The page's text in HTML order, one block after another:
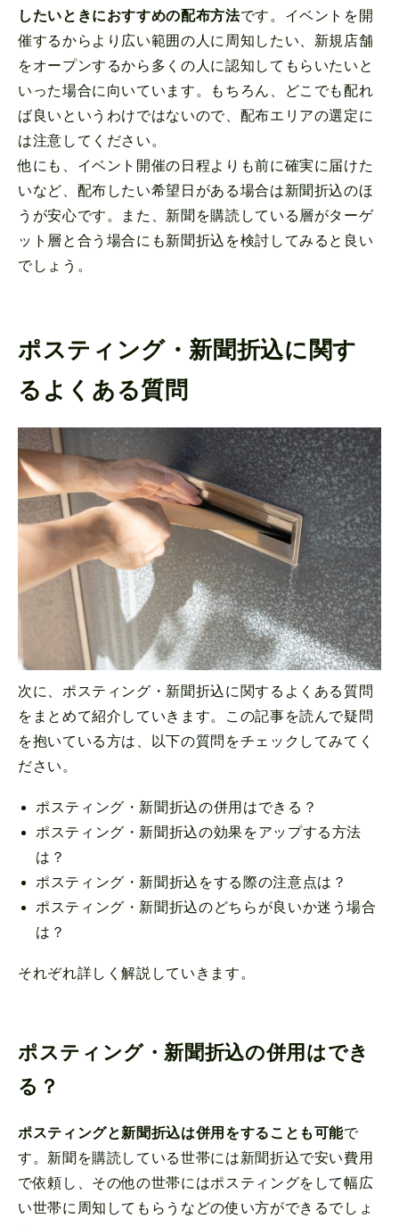
したいときにおすすめの配布方法です。イベントを開
催するからより広い範囲の人に周知したい、新規店舗
をオープンするから多くの人に認知してもらいたいと
いった場合に向いています。もちろん、どこでも配れ
ば良いというわけではないので、配布エリアの選定に
は注意してください。
他にも、イベント開催の日程よりも前に確実に届けた
いなど、配布したい希望日がある場合は新聞折込のほ
うが安心です。また、新聞を購読している層がターゲ
ット層と合う場合にも新聞折込を検討してみると良い
でしょう。
ポスティング・新聞折込に関す
るよくある質問
次に、ポスティング・新聞折込に関するよくある質問
をまとめて紹介していきます。この記事を読んで疑問
を抱いている方は、以下の質問をチェックしてみてく
ださい。
ポスティング・新聞折込の併用はできる？
ポスティング・新聞折込の効果をアップする方法
は？
ポスティング・新聞折込をする際の注意点は？
ポスティング・新聞折込のどちらが良いか迷う場合
は？
それぞれ詳しく解説していきます。
ポスティング・新聞折込の併用はでき
る？
ポスティングと新聞折込は併用をすることも可能で
す。新聞を購読している世帯には新聞折込で安い費用
で依頼し、その他の世帯にはポスティングをして幅広
い世帯に周知してもらうなどの使い方ができるでしょ